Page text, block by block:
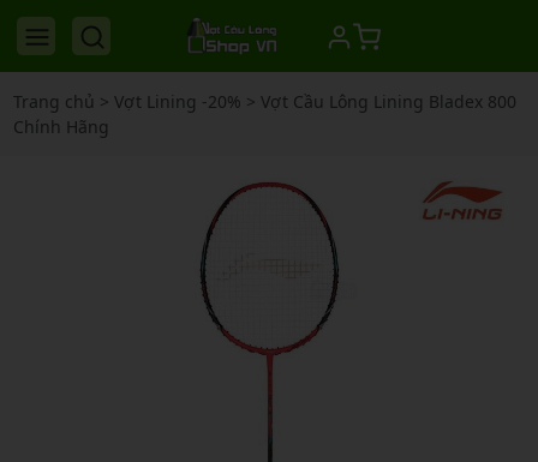
Trang chủ > Vợt Lining -20% > Vợt Cầu Lông Lining Bladex 800
Chính Hãng